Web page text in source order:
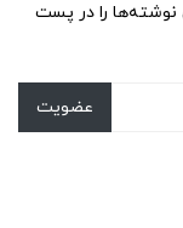
نوشته‌ها را در پست
عضویت